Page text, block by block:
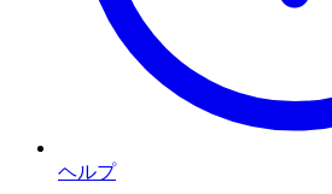
ヘルプ